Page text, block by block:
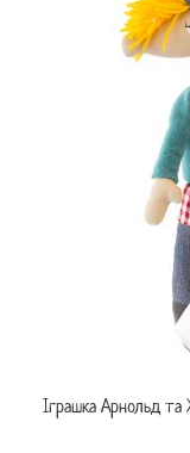
Іграшка Арнольд та